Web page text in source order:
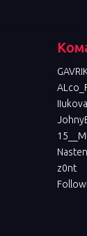
z0nt